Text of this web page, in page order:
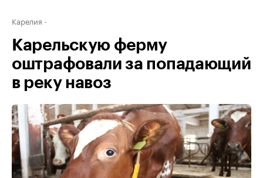
Карелия
Карельскую ферму
оштрафовали за попадающий
в реку навоз